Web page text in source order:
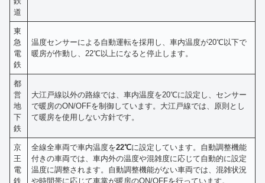
道
東
急
電
鉄
温度センサーによる自動運転を採用し、車内温度が20℃以下で
暖房が作動し、22℃以上になると停止します。
都
営
地
下
鉄
大江戸線以外の路線では、車内温度を20℃に設定し、センサー
で暖房のON/OFFを制御しています。大江戸線では、原則とし
て暖房を使用しない方針です。
京
王
電
鉄
全線全車両で車内温度を22℃に設定しています。自動調整機能
付きの車両では、車内外の温度や混雑度に応じて自動的に設定
温度に調整されます。自動調整機能がない車両では、混雑状況
や時間帯に応じて車掌が暖房のON/OFFを行っています。